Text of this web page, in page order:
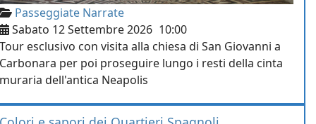
Passeggiate Narrate
Sabato 12 Settembre 2026 10:00
Tour esclusivo con visita alla chiesa di San Giovanni a
Carbonara per poi proseguire lungo i resti della cinta
muraria dell'antica Neapolis